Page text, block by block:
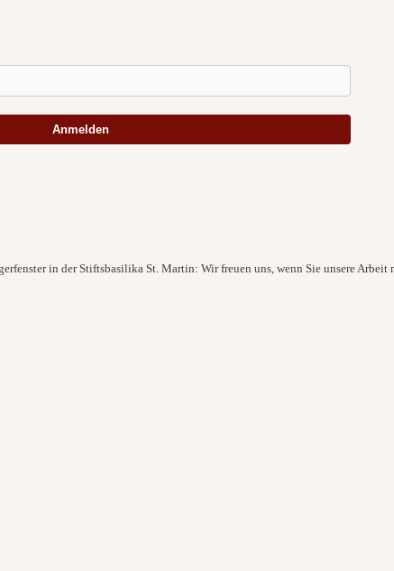
Anmelden
in der Stiftsbasilika St. Martin: Wir freuen uns, wenn Sie unsere Arbeit